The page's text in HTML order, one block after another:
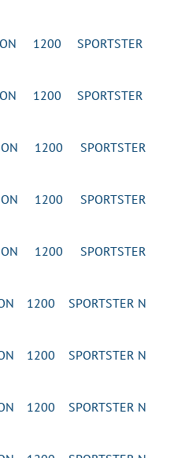
1200 SPORTSTER
1200 SPORTSTER
1200 SPORTSTER
1200 SPORTSTER
1200 SPORTSTER
1200 SPORTSTER N
1200 SPORTSTER N
1200 SPORTSTER N